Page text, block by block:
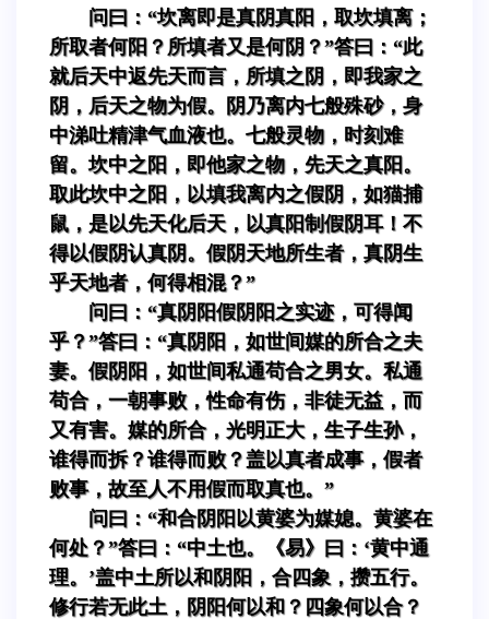
问曰：“坎离即是真阴真阳，取坎填离；
所取者何阳？所填者又是何阴？”答曰：“此
就后天中返先天而言，所填之阴，即我家之
阴，后天之物为假。阴乃离内七般殊砂，身
中涕吐精津气血液也。七般灵物，时刻难
留。坎中之阳，即他家之物，先天之真阳。
取此坎中之阳，以填我离内之假阴，如猫捕
鼠，是以先天化后天，以真阳制假阴耳！不
得以假阴认真阴。假阴天地所生者，真阴生
乎天地者，何得相混？”
问曰：“真阴阳假阴阳之实迹，可得闻
乎？”答曰：“真阴阳，如世间媒的所合之夫
妻。假阴阳，如世间私通苟合之男女。私通
苟合，一朝事败，性命有伤，非徒无益，而
又有害。媒的所合，光明正大，生子生孙，
谁得而拆？谁得而败？盖以真者成事，假者
败事，故至人不用假而取真也。”
问曰：“和合阴阳以黄婆为媒媳。黄婆在
何处？”答曰：“中土也。《易》曰：‘黄中通
理。’盖中土所以和阴阳，合四象，攒五行。
修行若无此土，阴阳何以和？四象何以合？